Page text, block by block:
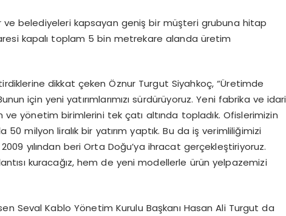
ve belediyeleri kapsayan geniş bir müşteri grubuna hitap
kapalı toplam 5 bin metrekare alanda üretim
dikkat çeken Öznur Turgut Siyahkoç, “Üretimde
için yeni yatırımlarımızı sürdürüyoruz. Yeni fabrika ve idari
ve yönetim birimlerini tek çatı altında topladık. Ofislerimizin
50 milyon liralık bir yatırım yaptık. Bu da iş verimliliğimizi
yılından beri Orta Doğu’ya ihracat gerçekleştiriyoruz.
kuracağız, hem de yeni modellerle ürün yelpazemizi
Seval Kablo Yönetim Kurulu Başkanı Hasan Ali Turgut da